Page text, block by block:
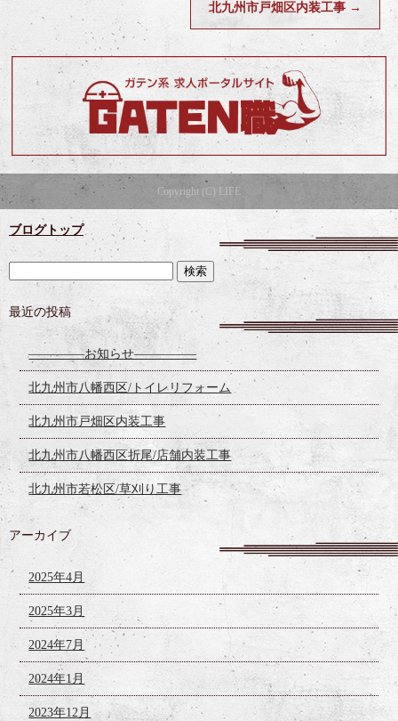
北九州市戸畑区内装工事 →
Copyright (C) LIFE
ブログトップ
最近の投稿
————–お知らせ—————
北九州市八幡西区/トイレリフォーム
北九州市戸畑区内装工事
北九州市八幡西区折尾/店舗内装工事
北九州市若松区/草刈り工事
アーカイブ
2025年4月
2025年3月
2024年7月
2024年1月
2023年12月